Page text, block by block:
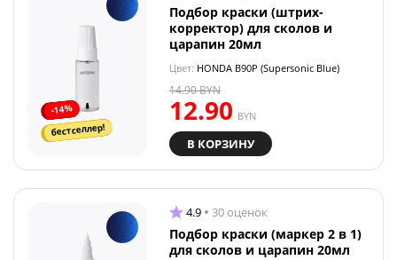
-14%
бестселлер!
Подбор краски (штрих-
корректор) для сколов и
царапин 20мл
Цвет: HONDA B90P (Supersonic Blue)
12.90 BYN
14.90BYN
В КОРЗИНУ
4.9 30 оценок
Подбор краски (маркер 2 в 1)
для сколов и царапин 20мл